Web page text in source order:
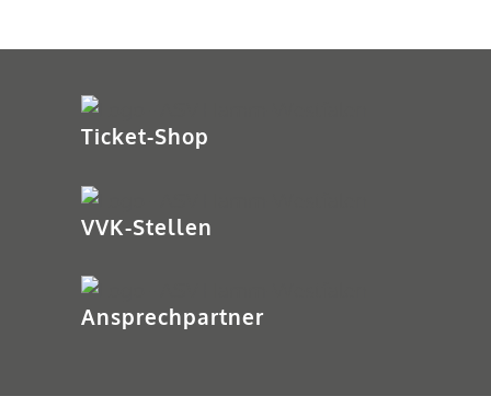
Ticket-Shop
VVK-Stellen
Ansprechpartner